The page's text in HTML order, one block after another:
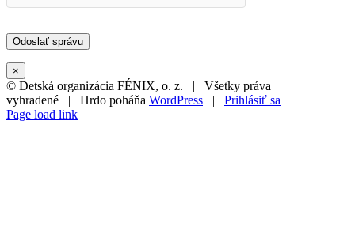
×
© Detská organizácia FÉNIX, o. z. | Všetky práva
vyhradené | Hrdo poháňa WordPress
Prihlásiť sa
Page load link